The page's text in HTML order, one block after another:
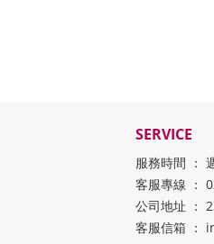
SERVICE
服務時間 ：
客服專線 ：
公司地址 ：
客服信箱 ：